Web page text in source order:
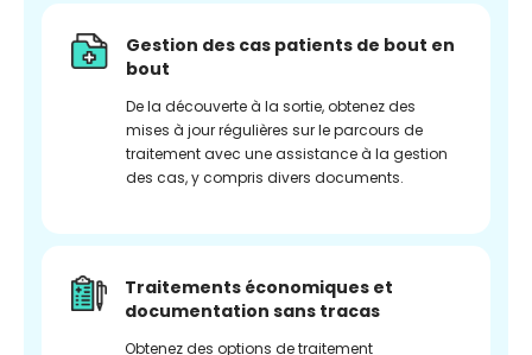
Gestion des cas patients de bout en
bout
De la découverte à la sortie, obtenez des
mises à jour régulières sur le parcours de
traitement avec une assistance à la gestion
des cas, y compris divers documents.
Traitements économiques et
documentation sans tracas
Obtenez des options de traitement